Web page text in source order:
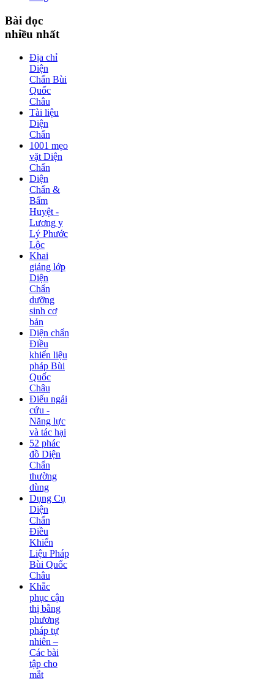
Bài đọc
nhiều nhất
Địa chỉ
Diện
Chẩn Bùi
Quốc
Châu
Tài liệu
Diện
Chẩn
1001 mẹo
vặt Diện
Chẩn
Diện
Chẩn &
Bấm
Huyệt -
Lương y
Lý Phước
Lộc
Khai
giảng lớp
Diện
Chẩn
dưỡng
sinh cơ
bản
Diện chẩn
Điều
khiển liệu
pháp Bùi
Quốc
Châu
Điếu ngải
cứu -
Năng lực
và tác hại
52 phác
đồ Diện
Chẩn
thường
dùng
Dụng Cụ
Diện
Chẩn
Điều
Khiển
Liệu Pháp
Bùi Quốc
Châu
Khắc
phục cận
thị bằng
phương
pháp tự
nhiên –
Các bài
tập cho
mắt